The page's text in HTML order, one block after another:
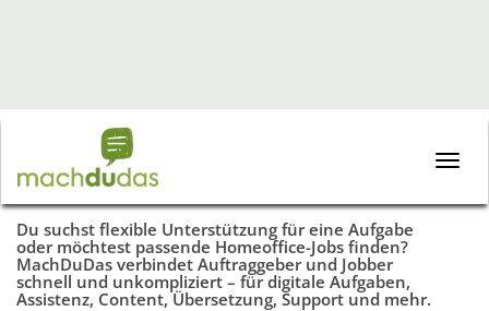
Toggle
Du suchst flexible Unterstützung für eine Aufgabe
oder möchtest passende Homeoffice-Jobs finden?
MachDuDas verbindet Auftraggeber und Jobber
schnell und unkompliziert – für digitale Aufgaben,
Assistenz, Content, Übersetzung, Support und mehr.